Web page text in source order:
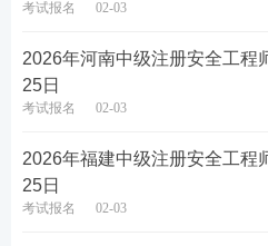
👇点击图片下载2026
考试报名 02-03
2026年河南中级注册安全工程
25日
考试报名 02-03
2026年福建中级注册安全工程
25日
考试报名 02-03